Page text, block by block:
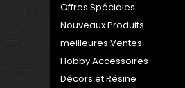
Offres Spéciales
Nouveaux Produits
meilleures Ventes
Hobby Accessoires
Décors et Résine